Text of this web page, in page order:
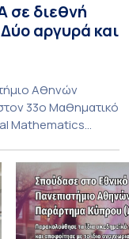
σε διεθνή
αργυρά και
Αθηνών
33ο Μαθηματικό
Mathematics
Σε αυτόν
135
συμμετείχαν
το Αριστοτέλειο